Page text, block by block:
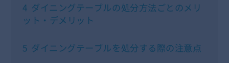
4 ダイニングテーブルの処分方法ごとのメリ
ット・デメリット
5 ダイニングテーブルを処分する際の注意点